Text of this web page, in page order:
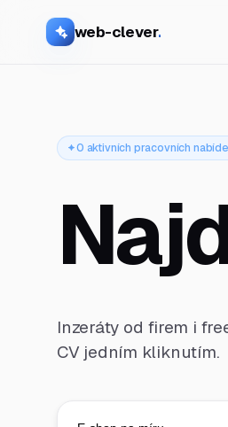
web-clever.
0 aktivních pracovních
Inzeráty od firem i
CV jedním kliknutím.